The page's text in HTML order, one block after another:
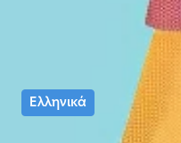
Ελληνικά